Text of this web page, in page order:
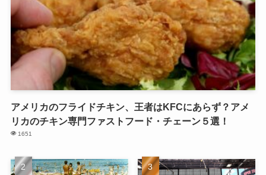
アメリカのフライドチキン、王者はKFCにあらず？アメ
リカのチキン専門ファストフード・チェーン５選！
1651